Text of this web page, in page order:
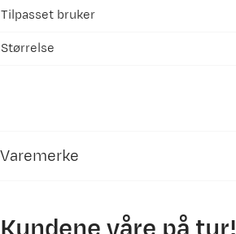
Tilpasset bruker
Størrelse
Varemerke